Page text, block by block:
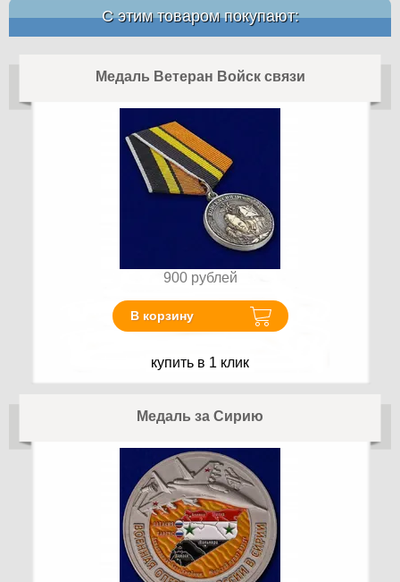
С этим товаром покупают:
Медаль Ветеран Войск связи
900 рублей
В корзину
купить в 1 клик
Медаль за Сирию